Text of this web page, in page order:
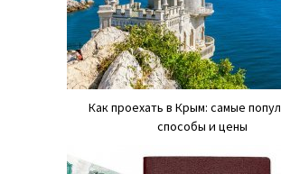
Как проехать в Крым: самые
способы и цены